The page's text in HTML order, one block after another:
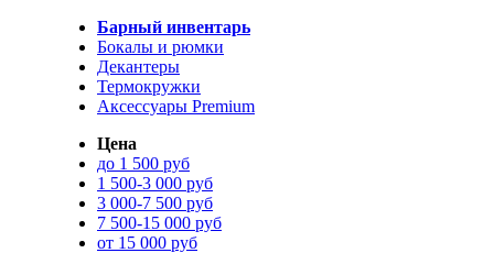
Барный инвентарь
Бокалы и рюмки
Декантеры
Термокружки
Аксессуары Premium
Цена
до 1 500 руб
1 500-3 000 руб
3 000-7 500 руб
7 500-15 000 руб
от 15 000 руб